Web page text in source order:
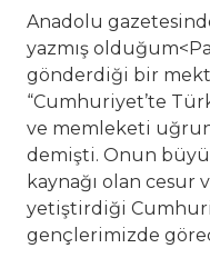
Anadolu
yazmış
gönderdiği bir
“Cumhuriyet’te
ve memleketi
demişti. Onun
kaynağı olan cesur
yetiştirdiği
gençlerimizde